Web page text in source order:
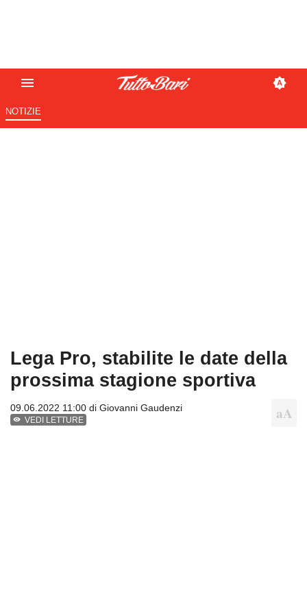
NOTIZIE
Lega Pro, stabilite le date della
prossima stagione sportiva
09.06.2022 11:00 di Giovanni Gaudenzi
VEDI LETTURE